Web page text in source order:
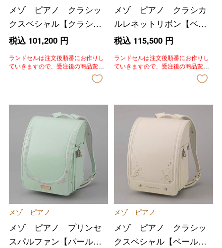
メゾ ピアノ クラシッ
クスペシャル【クラシカ
ルパープル】
税込 101,200円
ランドセルは注文後順番にお作りし
ていきますので、受注後の商品変
更、色変更、キャンセルはいたしか
ねます。あらかじめご了承いただき
メゾ ピアノ クラシカ
ルレネットリボン【ペー
ルグリーン】
税込 115,500円
ランドセルは注文後順番にお作りし
ていきますので、受注後の商品変
更、色変更、キャンセルはいたしか
ねます。あらかじめご了承いただき
メゾ ピアノ
メゾ ピアノ プリンセ
スパルファン【パールア
メゾ ピアノ
メゾ ピアノ クラシッ
クスペシャル【ペールベ